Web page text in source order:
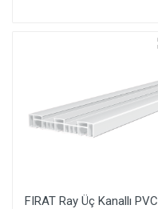
FIRAT Ray Üç Kanallı PVC